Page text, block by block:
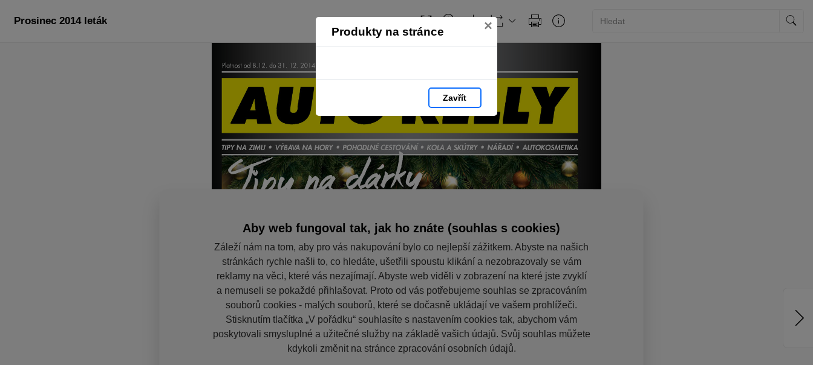
Produkty na stránce ×
Zavřít
Prosinec 2014 leták
Aby web fungoval tak, jak ho znáte (souhlas s cookies)
Záleží nám na tom, aby pro vás nakupování bylo co nejlepší zážitkem. Abyste na našich
stránkách rychle našli to, co hledáte, ušetřili spoustu klikání a nezobrazovaly se vám
reklamy na věci, které vás nezajímají. Abyste web viděli v zobrazení na které jste zvyklí
a nemuseli se pokaždé přihlašovat. Proto od vás potřebujeme souhlas se zpracováním
souborů cookies - malých souborů, které se dočasně ukládají ve vašem prohlížeči.
Stisknutím tlačítka „V pořádku“ souhlasíte s nastavením cookies tak, abychom vám
poskytovali smysluplné a užitečné služby na základě vašich údajů. Svůj souhlas můžete
kdykoli změnit na stránce zpracování osobních údajů.